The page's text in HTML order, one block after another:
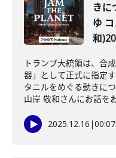
きに
ゆ
和
トランプ大統領は、合
器」として正式に指定
タニルをめぐる動きに
山岸 敬和さんにお話を
2025.12.16 |